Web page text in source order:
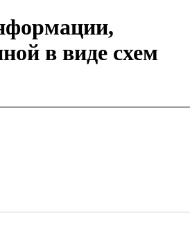
в виде схем